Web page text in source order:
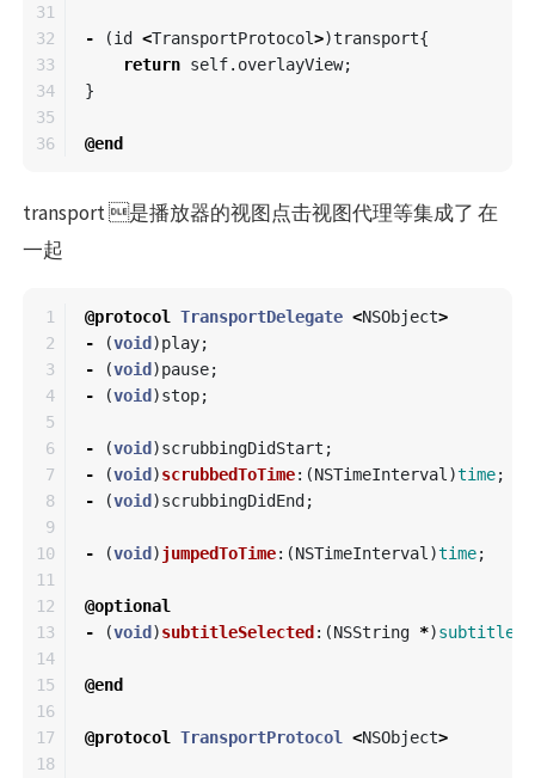
31
32
33
34
35
- (id <TransportProtocol>)transport{
return self. overlayView;
}
@end
transport 是播放器的视图点击视图代理等集成了 在
一起
1
2
3
4
5
6
7
8
9
10
11
12
13
14
15
16
17
18
@protocol TransportDelegate <NSObject>
-
(void )play;
-
(void )pause;
-
(void )stop;
- (void )scrubbingDidStart ;
-
(void )scrubbedToTime:(NSTimeInterval )time;
-
(void )scrubbingDidEnd ;
- (void )jumpedToTime:(NSTimeInterval )time;
@optional
-
(void )subtitleSelected :(NSString *)subtitle
@end
@protocol TransportProtocol <NSObject>